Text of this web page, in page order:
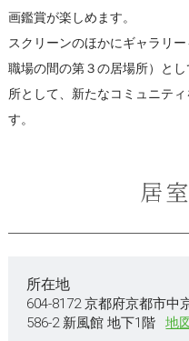
画鑑賞が楽しめます。
スクリーンのほかにギャラリ
職場の間の第３の居場所）と
所として、新たなコミュニテ
す。
居
所在地
604-8172 京都府京都市中
586-2 新風館 地下1階
地